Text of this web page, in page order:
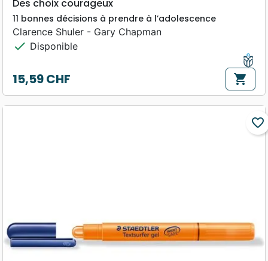
Des choix courageux
11 bonnes décisions à prendre à l’adolescence
Clarence Shuler - Gary Chapman
check Disponible
Prix
15,59 CHF shopping_cart
favorite_border